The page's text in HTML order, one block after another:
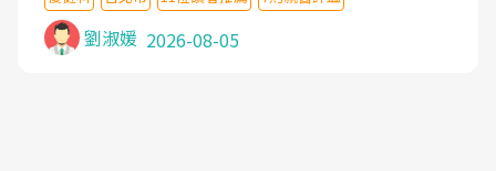
沒有用,後來連吃到嗎啡類止痛藥都效果有限,只是壓
症狀,沒多久就痛起來,多年失眠嚴重影響生活品質.
台灣親友介紹忠孝醫院杜育才主任是頸頭症候群專
劉淑媛 2026-08-05